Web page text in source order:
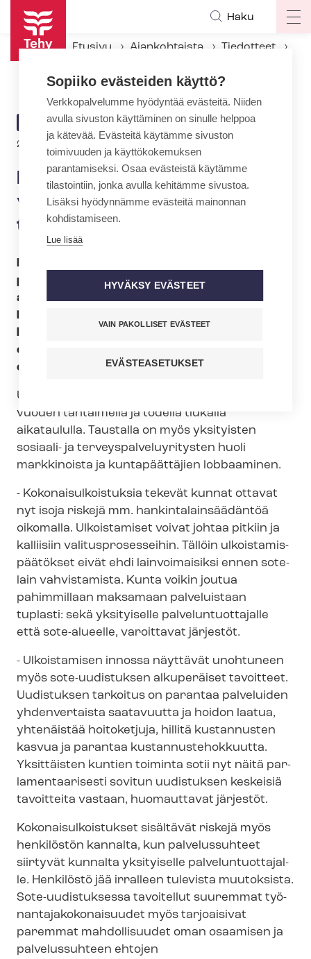
Hyppää
pääsisältöön
Haku
Etusivu Ajankohtaista
Tiedotteet
ARTIKKELIN
KATEGORIA
TIEDOTE
20.11.2014 | 22:00
Kunta-alan pää­so­pi­ja­jär­jes­töt
varoittavat: Ko­ko­nai­sul­kois­
tuk­sis­sa riskejä
palveluiden ko­ko­nai­sul­kois­tuk­sia samaan
aikaan, kun sote-lain valmistelu on
olisi tulossa palveluiden tuottajia muutoin kuin
osana suurempaa kuntayhtymää.
Ulkoistamisia suunnitellaan enimmillään jopa 15
vuoden tähtäimellä ja todella tiukalla
aikataululla. Taustalla on myös yksityisten
sosiaali- ja ter­veys­pal­ve­lu­yri­tys­ten huoli
markkinoista ja kuntapäättäjien lobbaaminen.
- Ko­ko­nai­sul­kois­tuk­sia tekevät kunnat ottavat
nyt isoja riskejä mm. han­kin­ta­lain­sää­dän­töä
oikomalla. Ulkoistamiset voivat johtaa pitkiin ja
kalliisiin va­li­tus­pro­ses­sei­hin. Tällöin ul­kois­ta­mis­
pää­tök­set eivät ehdi lainvoimaisiksi ennen sote-
lain vahvistamista. Kunta voikin joutua
pahimmillaan maksamaan palveluistaan
tuplasti: sekä yksityiselle pal­ve­lun­tuot­ta­jal­le
että sote-alueelle, varoittavat järjestöt.
- Ulkoistamisen innossa näyttävät unohtuneen
myös sote-uudistuksen alkuperäiset tavoitteet.
Uudistuksen tarkoitus on parantaa palveluiden
yhdenvertaista saatavuutta ja hoidon laatua,
yhtenäistää hoitoketjuja, hillitä kustannusten
kasvua ja parantaa kus­tan­nus­te­hok­kuut­ta.
Yksittäisten kuntien toiminta sotii nyt näitä par­
la­men­taa­ri­ses­ti sovitun uudistuksen keskeisiä
tavoitteita vastaan, huomauttavat järjestöt.
Ko­ko­nai­sul­kois­tuk­set sisältävät riskejä myös
henkilöstön kannalta, kun palvelussuhteet
siirtyvät kunnalta yksityiselle pal­ve­lun­tuot­ta­jal­
le. Henkilöstö jää irralleen tulevista muutoksista.
Sote-​uudistuksessa tavoitellut suuremmat työ­
nan­ta­ja­ko­ko­nai­suu­det myös tarjoaisivat
paremmat mahdollisuudet oman osaamisen ja
palvelussuhteen ehtojen
Sopiiko evästeiden käyttö?
Verkkopalvelumme hyödyntää evästeitä. Niiden
avulla sivuston käyttäminen on sinulle helppoa
ja kätevää. Evästeitä käytämme sivuston
toimivuuden ja käyttökokemuksen
parantamiseksi. Osaa evästeistä käytämme
tilastointiin, jonka avulla kehitämme sivustoa.
Lisäksi hyödynnämme evästeitä mainonnan
kohdistamiseen.
Lue lisää
HYVÄKSY EVÄSTEET
VAIN PAKOLLISET EVÄSTEET
EVÄSTEASETUKSET